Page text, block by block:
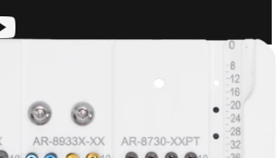
y muñecaPie y
Cirugía cardiotorácica Columna vertebral